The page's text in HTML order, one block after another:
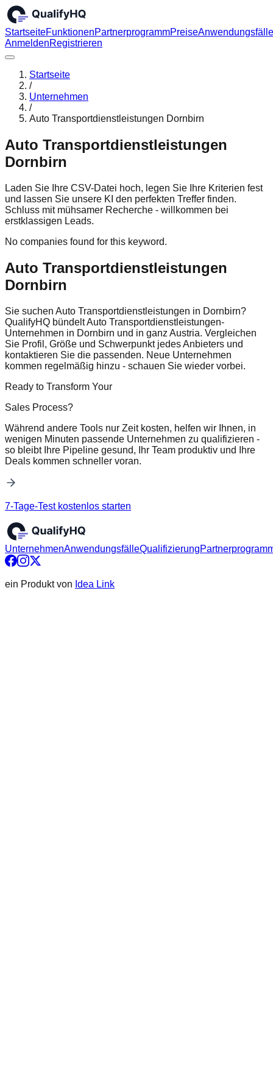
StartseiteFunktionenPartnerprogrammPreiseAnwendungsfälle
AnmeldenRegistrieren
Startseite
/
Unternehmen
/
Auto Transportdienstleistungen Dornbirn
Auto Transportdienstleistungen
Dornbirn
Laden Sie Ihre CSV-Datei hoch, legen Sie Ihre Kriterien fest
und lassen Sie unsere KI den perfekten Treffer finden.
Schluss mit mühsamer Recherche - willkommen bei
erstklassigen Leads.
No companies found for this keyword.
Auto Transportdienstleistungen
Dornbirn
Sie suchen Auto Transportdienstleistungen in Dornbirn?
QualifyHQ bündelt Auto Transportdienstleistungen-
Unternehmen in Dornbirn und in ganz Austria. Vergleichen
Sie Profil, Größe und Schwerpunkt jedes Anbieters und
kontaktieren Sie die passenden. Neue Unternehmen
kommen regelmäßig hinzu - schauen Sie wieder vorbei.
Ready to Transform Your
Sales Process?
Während andere Tools nur Zeit kosten, helfen wir Ihnen, in
wenigen Minuten passende Unternehmen zu qualifizieren -
so bleibt Ihre Pipeline gesund, Ihr Team produktiv und Ihre
Deals kommen schneller voran.
7-Tage-Test kostenlos starten
UnternehmenAnwendungsfälleQualifizierung
ein Produkt von Idea Link